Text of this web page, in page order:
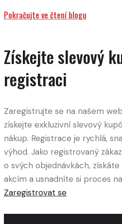
Pokračujte ve čtení blogu
Získejte slevový
registraci
Zaregistrujte se na našem
získejte exkluzivní slevový
nákup. Registrace je rychlá,
výhod. Jako registrovaný
o svých objednávkách,
akcím a usnadníte si proces
Zaregistrovat se